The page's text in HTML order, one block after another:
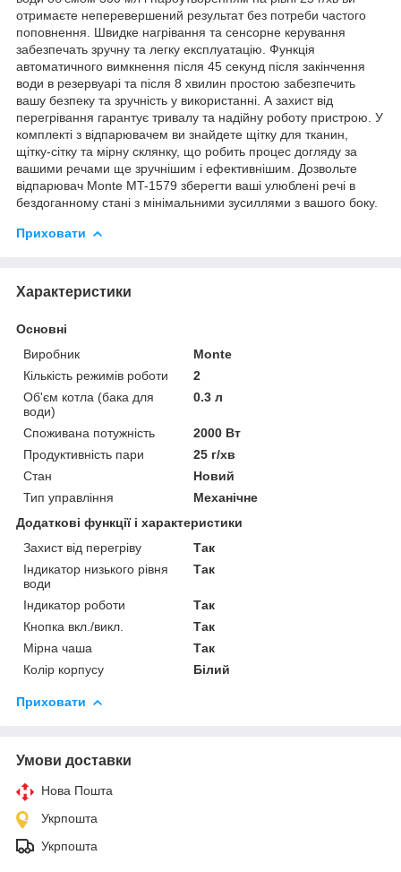
отримаєте неперевершений результат без потреби частого
поповнення. Швидке нагрівання та сенсорне керування
забезпечать зручну та легку експлуатацію. Функція
автоматичного вимкнення після 45 секунд після закінчення
води в резервуарі та після 8 хвилин простою забезпечить
вашу безпеку та зручність у використанні. А захист від
перегрівання гарантує тривалу та надійну роботу пристрою. У
комплекті з відпарювачем ви знайдете щітку для тканин,
щітку-сітку та мірну склянку, що робить процес догляду за
вашими речами ще зручнішим і ефективнішим. Дозвольте
відпарювач Monte MT-1579 зберегти ваші улюблені речі в
бездоганному стані з мінімальними зусиллями з вашого боку.
Приховати
Характеристики
Основні
Виробник
Monte
Кількість режимів роботи
2
Об'єм котла (бака для
води)
0.3 л
Споживана потужність
2000 Вт
Продуктивність пари
25 г/хв
Стан
Новий
Тип управління
Механічне
Додаткові функції і характеристики
Захист від перегріву
Так
Індикатор низького рівня
води
Так
Індикатор роботи
Так
Кнопка вкл./викл.
Так
Мірна чаша
Так
Колір корпусу
Білий
Приховати
Умови доставки
Нова Пошта
Укрпошта
Укрпошта